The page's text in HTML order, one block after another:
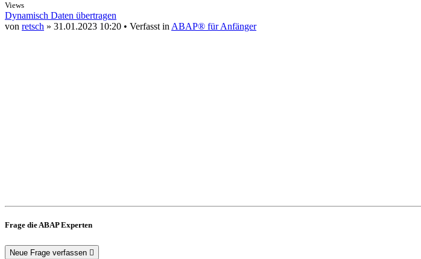
Views
Dynamisch Daten übertragen
von retsch » 31.01.2023 10:20 • Verfasst in ABAP® für Anfänger
Frage die ABAP Experten
Neue Frage verfassen